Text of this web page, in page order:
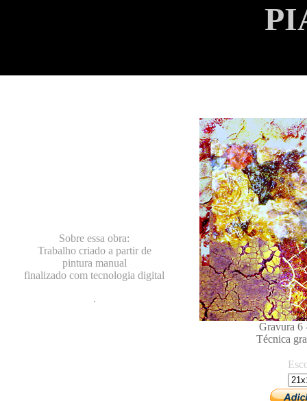
Sobre essa obra:
Trabalho criado a partir de
pintura manual
finalizado com tecnologia digital
.
Gravura 6
Técnica